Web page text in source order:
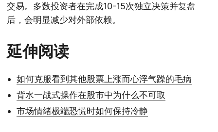
交易。多数投资者在完成10-15次独立决策并复盘
后，会明显减少对外部依赖。
延伸阅读
如何克服看到其他股票上涨而心浮气躁的毛病
背水一战式操作在股市中为什么不可取
市场情绪极端恐慌时如何保持冷静